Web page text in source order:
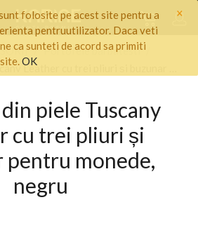
×
folosite pe acest site pentru a
pentruutilizator. Daca veti
ca sunteti de acord sa primiti
OK
/ Portofele barbatesti
cu trei pliuri și buzunar pentru monede, negru
piele Tuscany
cu trei pliuri și
pentru monede,
negru